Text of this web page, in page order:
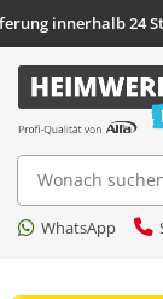
innerhalb 24
Suche
WhatsApp